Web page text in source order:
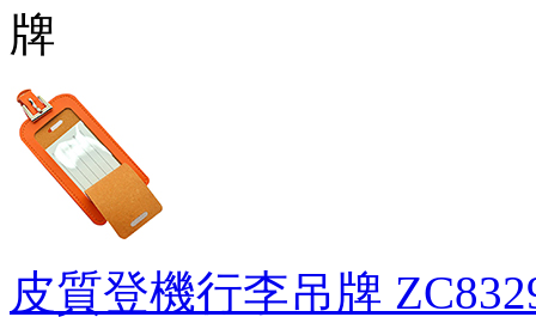
皮質登機行李吊牌